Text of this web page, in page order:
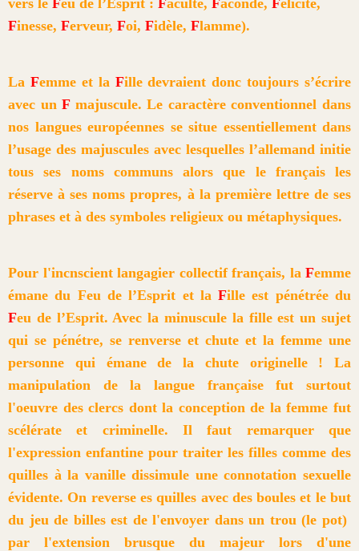
Finesse, Ferveur, Foi, Fidèle, Flamme).
La Femme et la Fille devraient donc toujours s’écrire
avec unFmajuscule. Le caractère conventionnel dans
nos langues européennes se situe essentiellement dans
l’usage des majuscules avec lesquelles l’allemand initie
tous ses noms communs alors que le français les
réserve à ses noms propres, à la première lettre de ses
phrases et à des symboles religieux ou métaphysiques.
Pour l'incnscient langagier collectif français, la Femme
émane du Feu de l’Esprit et laFille est pénétrée du
Feu de l’Esprit. Avec la minuscule la fille est un sujet
qui se pénétre, se renverse et chute et la femme une
personne qui émane de la chute originelle ! La
manipulation de la langue française fut surtout
l'oeuvre des clercs dont la conception de la femme fut
scélérate et criminelle. Il faut remarquer que
l'expression enfantine pour traiter les filles comme des
quilles à la vanille dissimule une connotation sexuelle
évidente. On reverse es quilles avec des boules et le but
du jeu de billes est de l'envoyer dans un trou (le pot)
par l'extension brusque du majeur lors d'une